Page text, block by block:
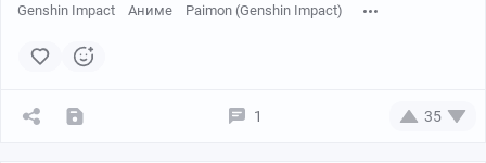
Genshin Impact Аниме Paimon (Genshin Impact)
1 35